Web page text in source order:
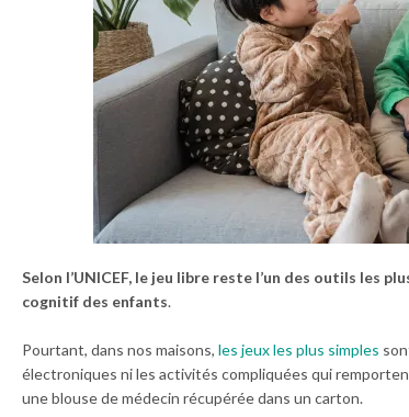
Selon l’UNICEF, le jeu libre reste l’un des outils les
cognitif des enfants.
Pourtant, dans nos maisons, les jeux les plus simples
électroniques ni les activités compliquées qui
une blouse de médecin récupérée dans un carton.